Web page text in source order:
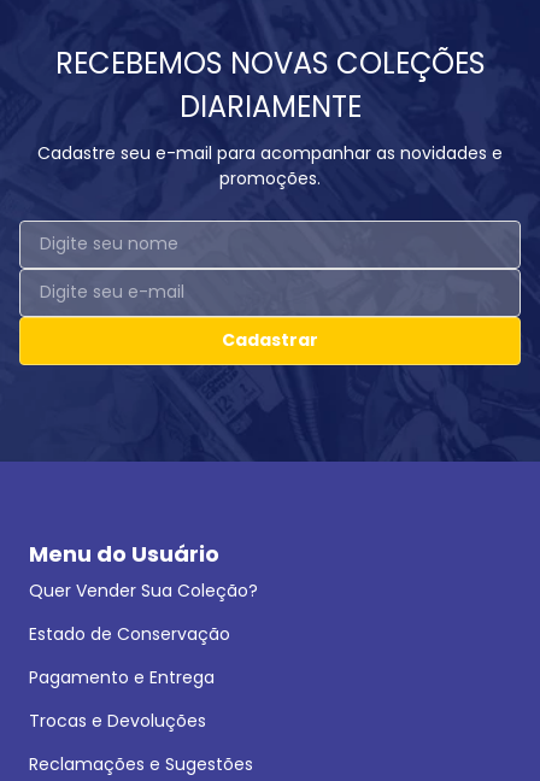
RECEBEMOS NOVAS COLEÇÕES
DIARIAMENTE
Cadastre seu e-mail para acompanhar as novidades e
promoções.
Cadastrar
Menu do Usuário
Quer Vender Sua Coleção?
Estado de Conservação
Pagamento e Entrega
Trocas e Devoluções
Reclamações e Sugestões